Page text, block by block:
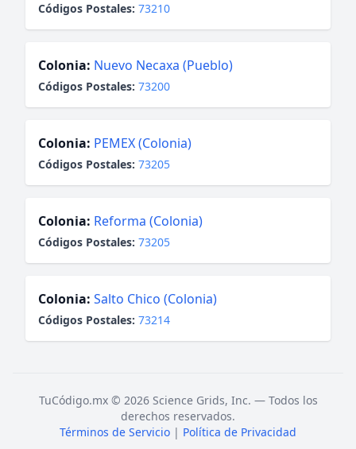
Códigos Postales: 73210
Colonia: Nuevo Necaxa (Pueblo)
Códigos Postales: 73200
Colonia: PEMEX (Colonia)
Códigos Postales: 73205
Colonia: Reforma (Colonia)
Códigos Postales: 73205
Colonia: Salto Chico (Colonia)
Códigos Postales: 73214
TuCódigo.mx © 2026 Science Grids, Inc. — Todos los
derechos reservados.
Términos de Servicio | Política de Privacidad